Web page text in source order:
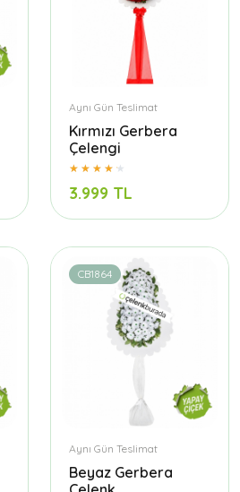
Aynı Gün Teslimat
Kırmızı Gerbera
Çelengi
3.999 TL
CB1864
Aynı Gün Teslimat
Beyaz Gerbera